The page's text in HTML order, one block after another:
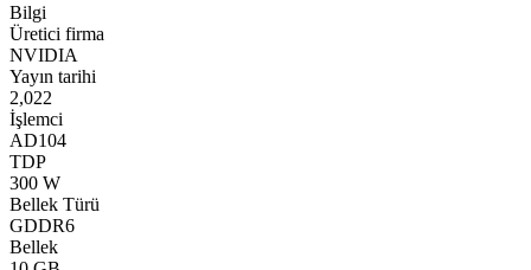
Bilgi
Üretici firma
NVIDIA
Yayın tarihi
2,022
İşlemci
AD104
TDP
300 W
Bellek Türü
GDDR6
Bellek